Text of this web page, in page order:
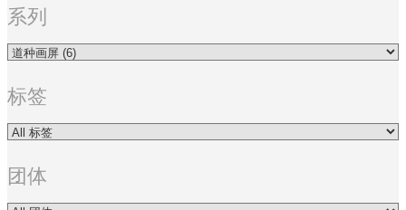
系列
标签
团体